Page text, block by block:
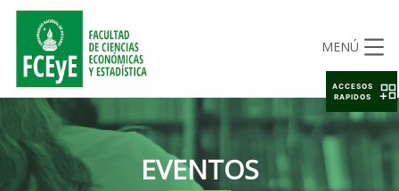
MENÚ
EVENTOS
ACCESOS
RAPIDOS